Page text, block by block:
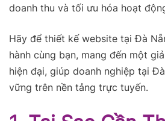
doanh thu và tối ưu hóa hoạt
Hãy để thiết kế website tại Đà
hành cùng bạn, mang đến một
hiện đại, giúp doanh nghiệp tại
vững trên nền tảng trực tuyến.